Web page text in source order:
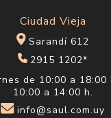
Ciudad Vieja
Sarandí 612
2915 1202*
de 10:00 a 18:00
10:00 a 14:00 h.
info@saul.com.uy